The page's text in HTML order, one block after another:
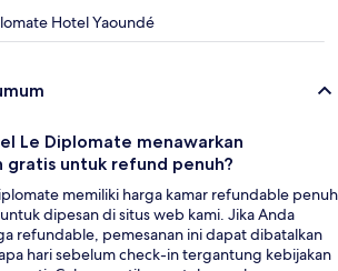
Hotel Yaoundé
Le Diplomate menawarkan
gratis untuk refund penuh?
memiliki harga kamar refundable penuh
dipesan di situs web kami. Jika Anda
refundable, pemesanan ini dapat dibatalkan
hari sebelum check-in tergantung kebijakan